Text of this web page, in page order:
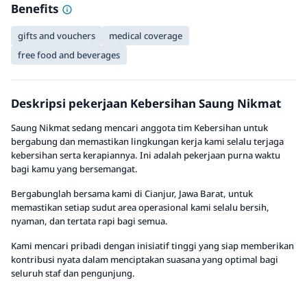
Benefits
gifts and vouchers
medical coverage
free food and beverages
Deskripsi pekerjaan Kebersihan Saung Nikmat
Saung Nikmat sedang mencari anggota tim Kebersihan untuk
bergabung dan memastikan lingkungan kerja kami selalu terjaga
kebersihan serta kerapiannya. Ini adalah pekerjaan purna waktu
bagi kamu yang bersemangat.
Bergabunglah bersama kami di Cianjur, Jawa Barat, untuk
memastikan setiap sudut area operasional kami selalu bersih,
nyaman, dan tertata rapi bagi semua.
Kami mencari pribadi dengan inisiatif tinggi yang siap memberikan
kontribusi nyata dalam menciptakan suasana yang optimal bagi
seluruh staf dan pengunjung.